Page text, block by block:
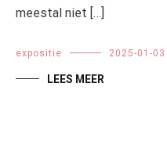
meestal niet […]
expositie 2025-01-03
LEES MEER